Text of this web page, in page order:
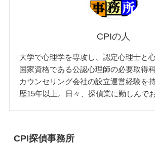
CPIの人
大学で心理学を専攻し、認定心理士と
国家資格である公認心理師の必要取得
カウンセリング会社の設立運営経験を
歴15年以上。日々、探偵業に勤しんで
CPI探偵事務所